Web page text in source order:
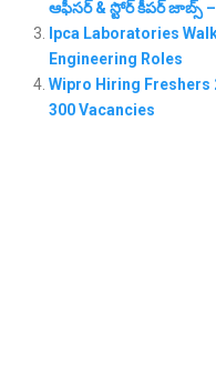
ఆఫీసర్ & స్టోర్ కీపర్
Ipca Laboratories
Engineering Roles
Wipro Hiring Freshers
300 Vacancies